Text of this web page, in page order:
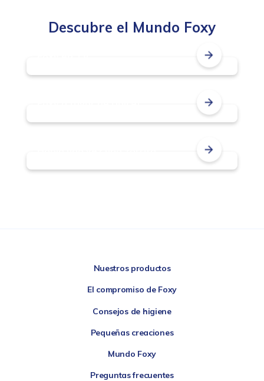
Descubre el Mundo Foxy
Nuestros productos
El compromiso de Foxy
Consejos de higiene
Pequeñas creaciones
Mundo Foxy
Preguntas frecuentes